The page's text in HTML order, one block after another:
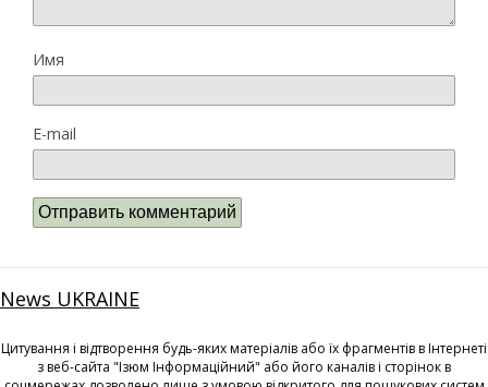
Имя
E-mail
News UKRAINE
Цитування і відтворення будь-яких матеріалів або їх фрагментів в Інтернеті
з веб-сайта "Ізюм Інформаційний" або його каналів і сторінок в